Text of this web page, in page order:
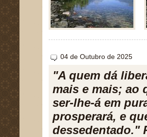
04 de Outubro de 2025
"A quem dá
mais e mais; ao
ser-lhe-á em
prosperará, e
dessedentado."